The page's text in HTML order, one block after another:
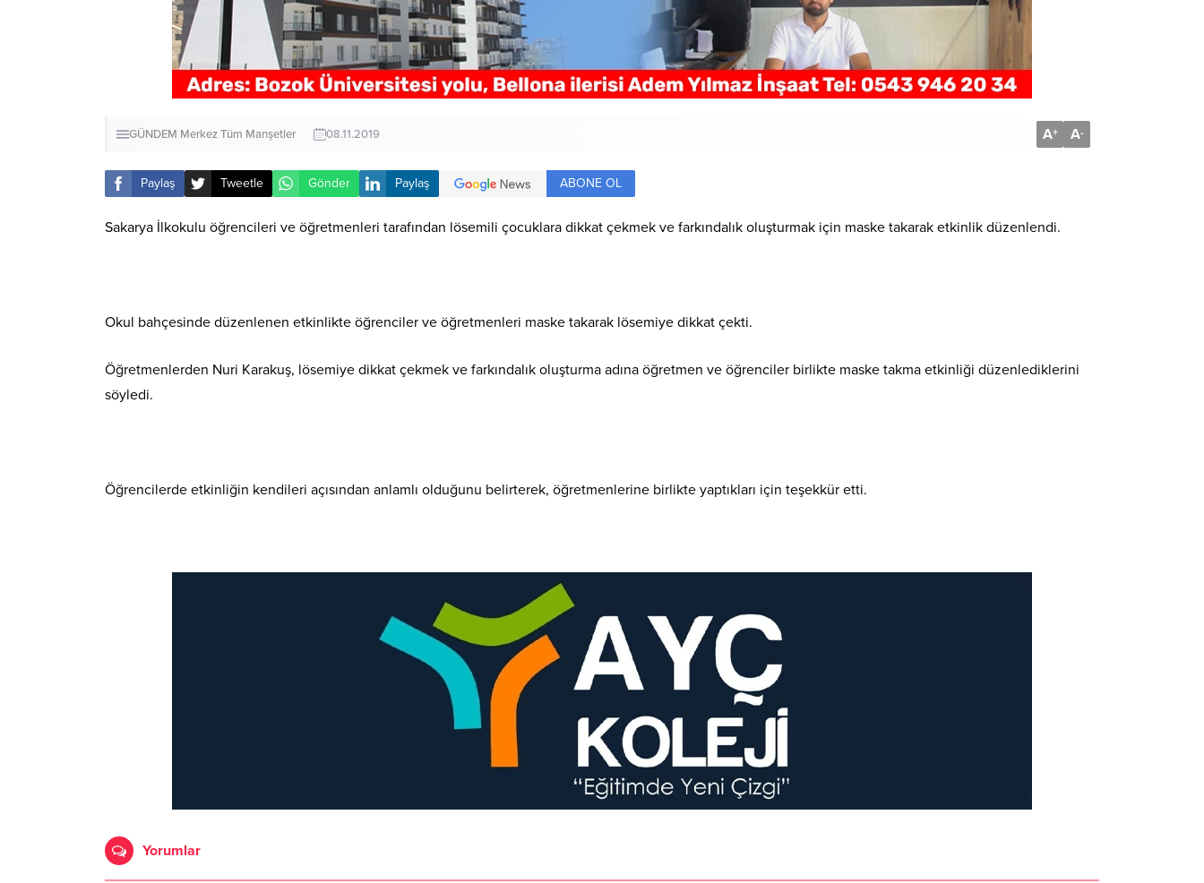
GÜNDEM MerkezTüm Manşetler 08.11.2019 A+ A-
Paylaş Tweetle Gönder Paylaş ABONE OL
Sakarya İlkokulu öğrencileri ve öğretmenleri tarafından lösemili çocuklara dikkat çekmek ve farkındalık oluşturmak için maske takarak etkinlik düzenlendi.
Okul bahçesinde düzenlenen etkinlikte öğrenciler ve öğretmenleri maske takarak lösemiye dikkat çekti.
Öğretmenlerden Nuri Karakuş, lösemiye dikkat çekmek ve farkındalık oluşturma adına öğretmen ve öğrenciler birlikte maske takma etkinliği düzenlediklerini
söyledi.
Öğrencilerde etkinliğin kendileri açısından anlamlı olduğunu belirterek, öğretmenlerine birlikte yaptıkları için teşekkür etti.
Yorumlar